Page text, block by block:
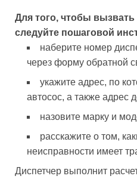
Для того, чтобы вызвать
следуйте пошаговой
наберите номер
через форму обратной
укажите адрес, по
автосос, а также адрес
назовите марку и
расскажите о том,
неисправности имеет
Диспетчер выполнит